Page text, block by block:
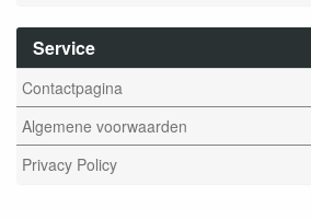
Service
Contactpagina
Algemene voorwaarden
Privacy Policy